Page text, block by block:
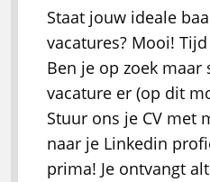
Staat jouw ideale
vacatures? Mooi!
Ben je op zoek maar
vacature er (op dit
Stuur ons je CV met
naar je Linkedin
prima! Je ontvangt